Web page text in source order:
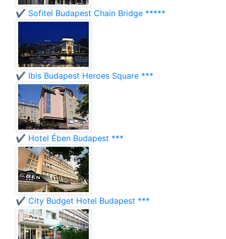
✔️ Sofitel Budapest Chain Bridge *****
✔️ Ibis Budapest Heroes Square ***
✔️ Hotel Ében Budapest ***
✔️ City Budget Hotel Budapest ***